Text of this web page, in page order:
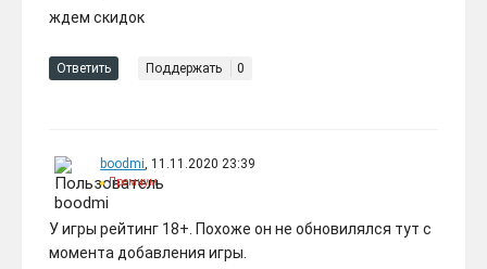
ждем скидок
Ответить Поддержать 0
boodmi, 11.11.2020 23:39
Премиум
У игры рейтинг 18+. Похоже он не обновилялся тут с
момента добавления игры.